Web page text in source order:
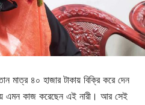
মাত্র ৪০ হাজার টাকায় বিক্রি করে দেন
এমন কাজ করেছেন এই নারী। আর সেই